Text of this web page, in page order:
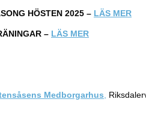
HÖSTEN 2025 – LÄS MER
– LÄS MER
Medborgarhus